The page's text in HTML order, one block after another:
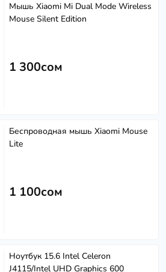
Мышь Xiaomi Mi Dual Mode Wireless
Mouse Silent Edition
1 300сом
Беспроводная мышь Xiaomi Mouse
Lite
1 100сом
Ноутбук 15.6 Intel Celeron
J4115/Intel UHD Graphics 600